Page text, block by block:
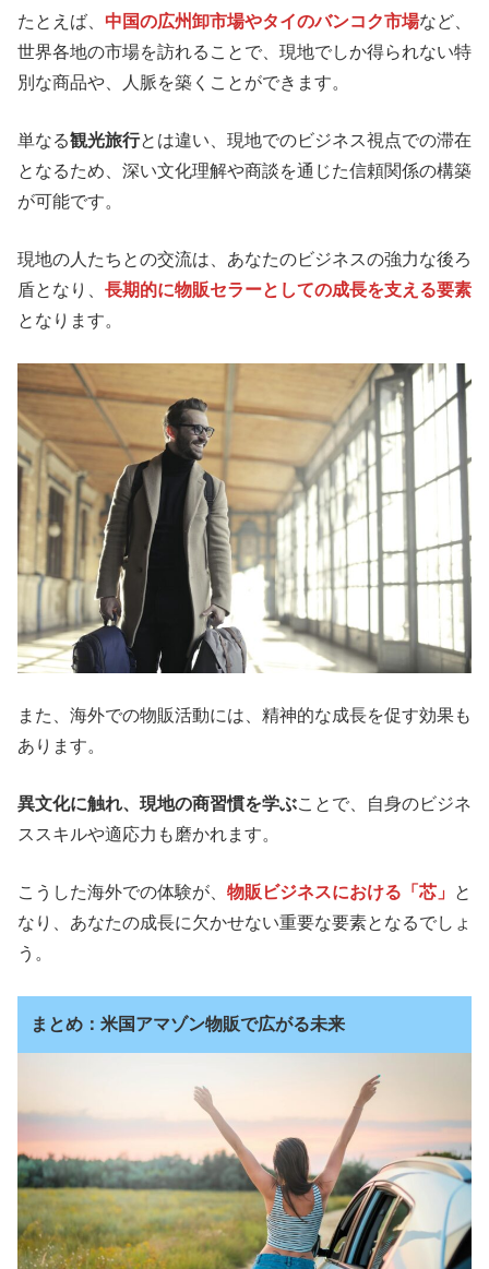
たとえば、 中国の広州卸市場やタイのバンコク市場など、
世界各地の市場を訪れることで、現地でしか得られない特
別な商品や、人脈を築くことができます。
単なる観光旅行とは違い、現地でのビジネス視点での滞在
となるため、深い文化理解や商談を通じた信頼関係の構築
が可能です。
現地の人たちとの交流は、あなたのビジネスの強力な後ろ
盾となり、 長期的に物販セラーとしての成長を支える要素
となります。
また、海外での物販活動には、精神的な成長を促す効果も
あります。
異文化に触れ、現地の商習慣を学ぶことで、自身のビジネ
ススキルや適応力も磨かれます。
こうした海外での体験が、 物販ビジネスにおける「芯」
と
なり、あなたの成長に欠かせない重要な要素となるでしょ
う。
まとめ：米国アマゾン物販で広がる未来